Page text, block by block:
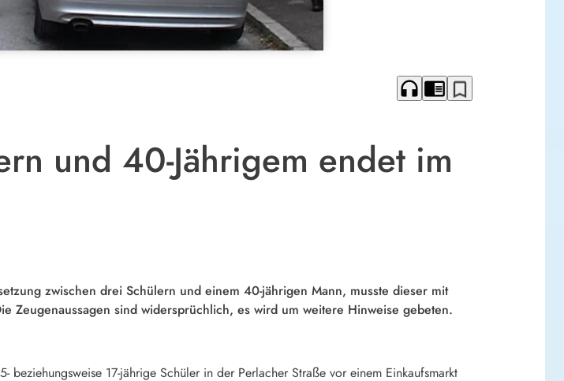
headphones chrome_reader_mode bookmark_border
und 40-Jährigem endet im
zwischen drei Schülern und einem 40-jährigen Mann, musste dieser mit
Zeugenaussagen sind widersprüchlich, es wird um weitere Hinweise gebeten.
17-jährige Schüler in der Perlacher Straße vor einem Einkaufsmarkt